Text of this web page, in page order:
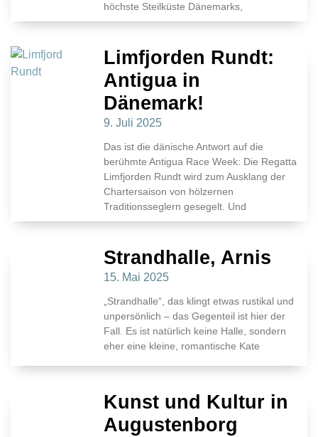
höchste Steilküste Dänemarks,
Limfjorden Rundt:
Antigua in
Dänemark!
9. Juli 2025
Das ist die dänische Antwort auf die
berühmte Antigua Race Week: Die Regatta
Limfjorden Rundt wird zum Ausklang der
Chartersaison von hölzernen
Traditionsseglern gesegelt. Und
Strandhalle, Arnis
15. Mai 2025
„Strandhalle“, das klingt etwas rustikal und
unpersönlich – das Gegenteil ist hier der
Fall. Es ist natürlich keine Halle, sondern
eher eine kleine, romantische Kate
Kunst und Kultur in
Augustenborg